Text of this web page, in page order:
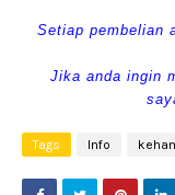
Setiap pembelian
Jika anda ingin
Tags Info